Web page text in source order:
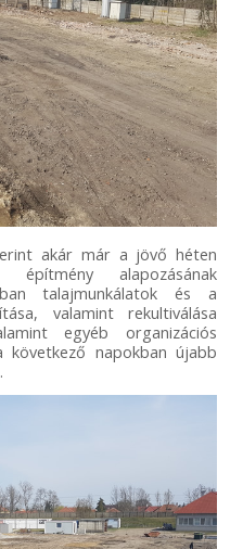
akár már a jövő héten
alapozásának
talajmunkálatok és a
valamint rekultiválása
egyéb organizációs
következő napokban újabb